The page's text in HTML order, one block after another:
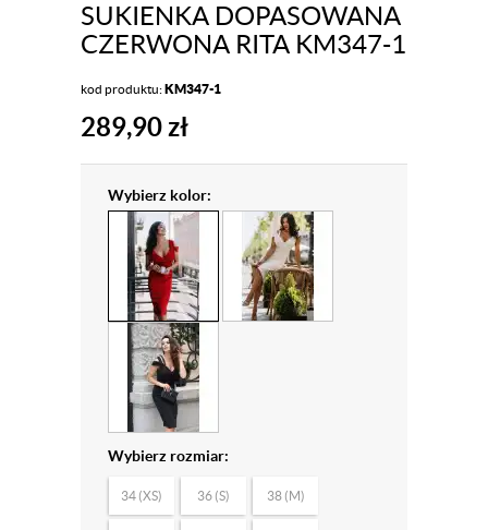
SUKIENKA DOPASOWANA
CZERWONA RITA KM347-1
kod produktu:KM347-1
289,90zł
Wybierz kolor:
Wybierz rozmiar:
34 (XS) 36 (S) 38 (M)